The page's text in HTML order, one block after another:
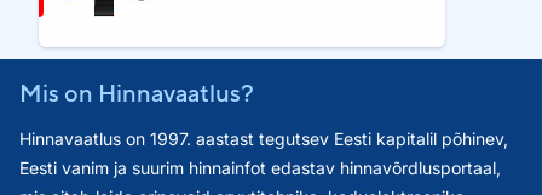
Mis on Hinnavaatlus?
Hinnavaatlus on 1997. aastast tegutsev Eesti kapitalil põhinev,
Eesti vanim ja suurim hinnainfot edastav hinnavõrdlusportaal,